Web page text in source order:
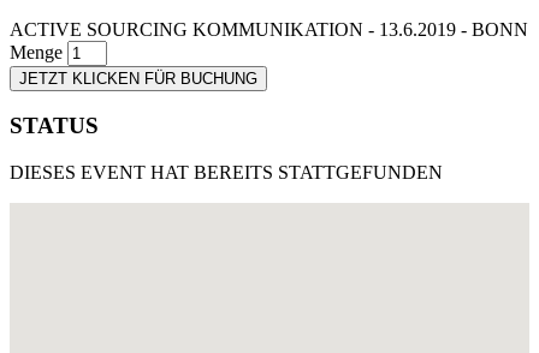
ACTIVE SOURCING KOMMUNIKATION - 13.6.2019 - BONN
Menge
JETZT KLICKEN FÜR BUCHUNG
STATUS
DIESES EVENT HAT BEREITS STATTGEFUNDEN